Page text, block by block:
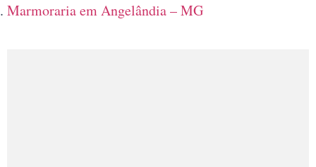
Marmoraria em Angelândia – MG